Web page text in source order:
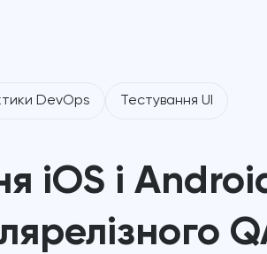
DevOps Тестування UI
iOS і